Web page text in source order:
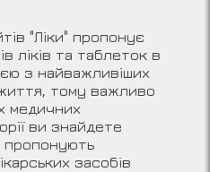
"Ліки" пропонує
ліків та таблеток в
з найважливіших
тому важливо
медичних
ви знайдете
пропонують
засобів